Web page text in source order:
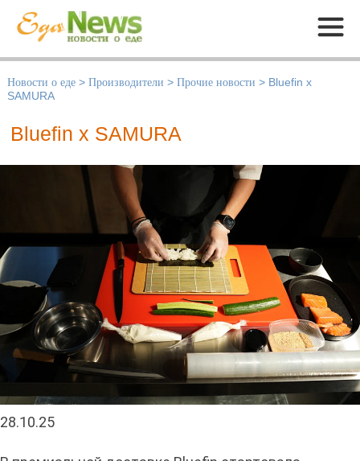
Меню
Новости о еде > Производители > Прочие новости > Bluefin x
SAMURA
Bluefin x SAMURA
28.10.25